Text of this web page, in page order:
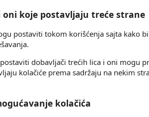
oni koje postavljaju treće strane
postaviti tokom korišćenja sajta kako
dobavljači trećih lica i oni mogu
kolačiće prema sadržaju na nekim
kolačića